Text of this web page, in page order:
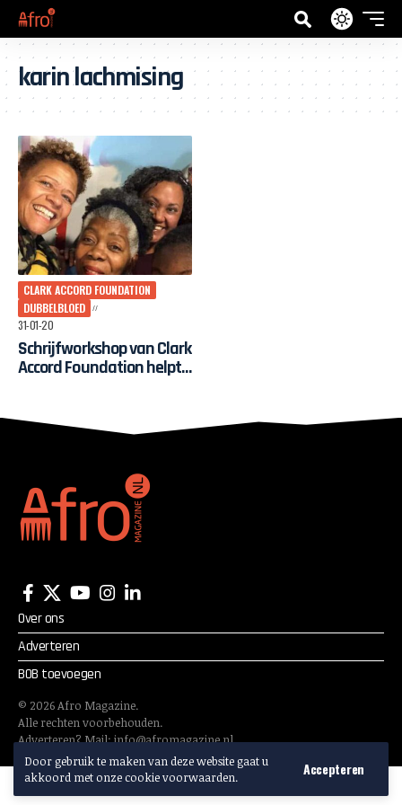
Door gebruik te maken van deze website gaat u
akkoord met onze cookie voorwaarden.
Accepteren
karin lachmising
CLARK ACCORD FOUNDATION
DUBBELBLOED
31-01-20
Schrijfworkshop van Clark
Accord Foundation helpt
Over ons
Adverteren
BOB toevoegen
© 2026Afro Magazine.
Alle rechten voorbehouden.
Adverteren? Mail:info@afromagazine.nl